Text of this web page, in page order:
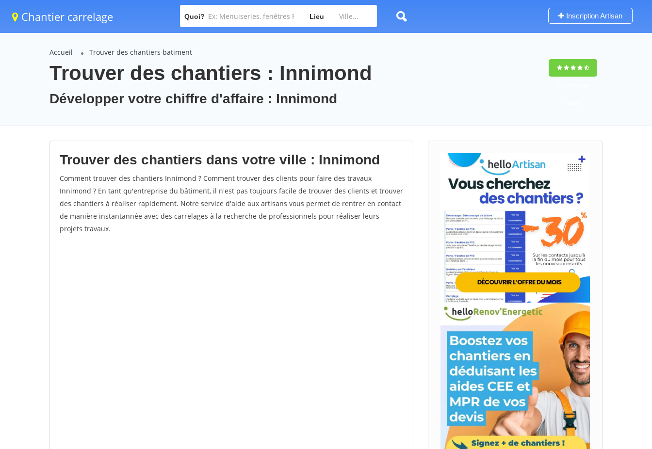
Chantier carrelage Quoi? Lieu Inscription Artisan
Accueil Trouver des chantiers batiment
Trouver des chantiers : Innimond
Développer votre chiffre d'affaire : Innimond
Trouver des chantiers dans votre ville : Innimond
Comment trouver des chantiers Innimond ? Comment trouver des clients pour faire des travaux
Innimond ? En tant qu'entreprise du bâtiment, il n'est pas toujours facile de trouver des clients et trouver
des chantiers à réaliser rapidement. Notre service d'aide aux artisans vous permet de rentrer en contact
de manière instantannée avec des carrelages à la recherche de professionnels pour réaliser leurs
projets travaux.